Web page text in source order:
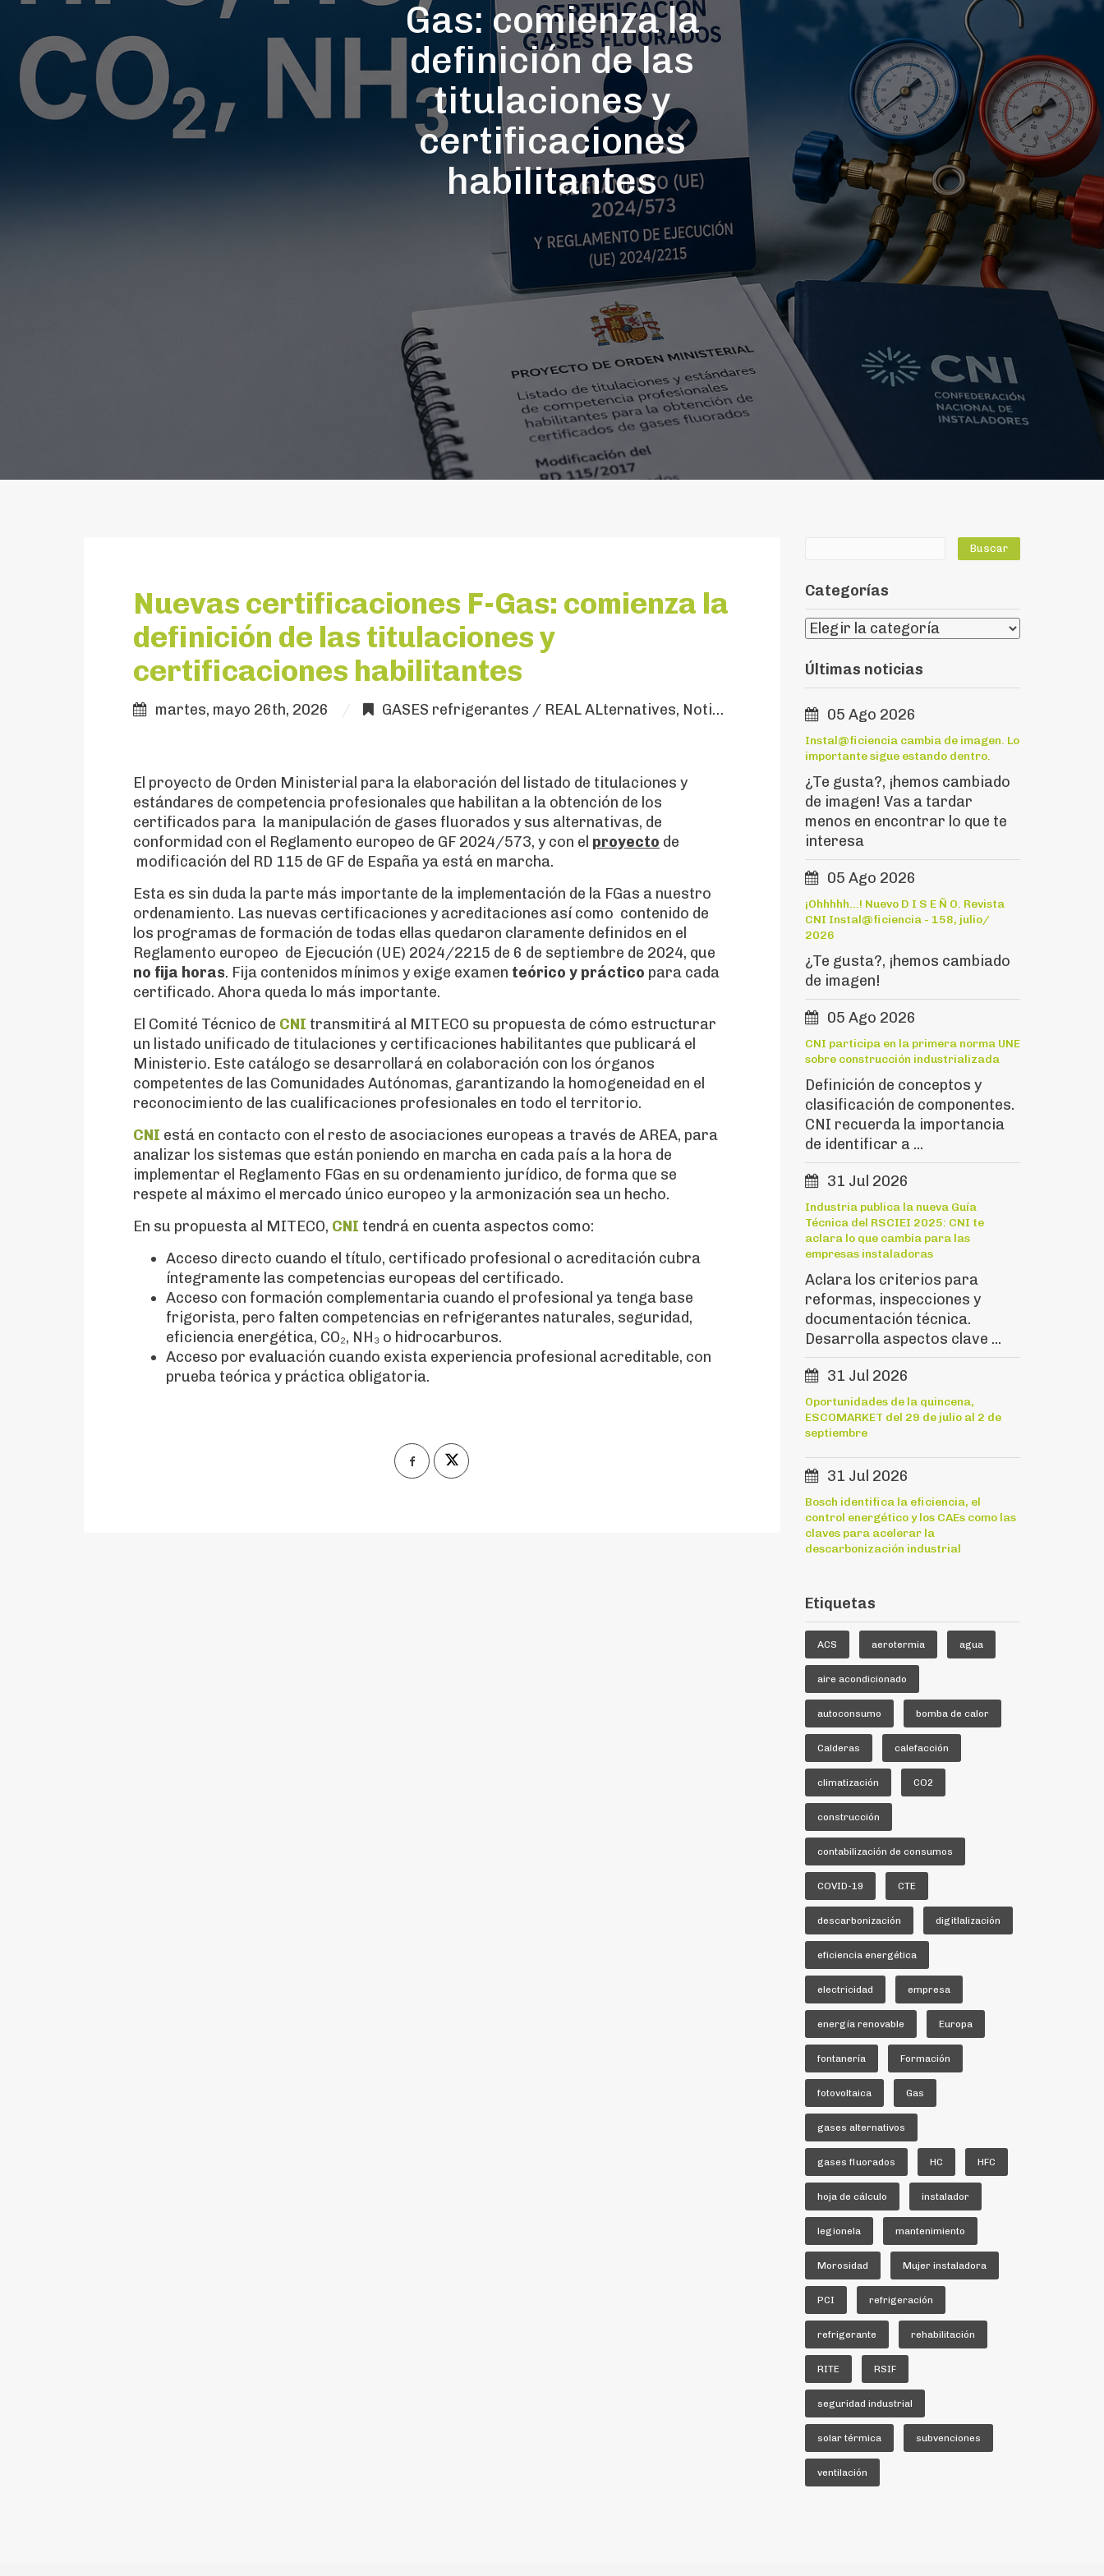
Gas: comienza la
definición de las
titulaciones y
certificaciones
habilitantes
Nuevas certificaciones F-Gas: comienza la
definición de las titulaciones y
certificaciones habilitantes
martes, mayo 26th, 2026 GASES refrigerantes / REAL ALternatives, Noticias CNI
El proyecto de Orden Ministerial para la elaboración del listado de titulaciones y
estándares de competencia profesionales que habilitan a la obtención de los
certificados para la manipulación de gases fluorados y sus alternativas, de
conformidad con el Reglamento europeo de GF 2024/573, y con el proyecto de
modificación del RD 115 de GF de España ya está en marcha.
Esta es sin duda la parte más importante de la implementación de la FGas a nuestro
ordenamiento. Las nuevas certificaciones y acreditaciones así como contenido de
los programas de formación de todas ellas quedaron claramente definidos en el
Reglamento europeo de Ejecución (UE) 2024/2215 de 6 de septiembre de 2024, que
no fija horas. Fija contenidos mínimos y exige examen teórico y práctico para cada
certificado. Ahora queda lo más importante.
El Comité Técnico de CNI transmitirá al MITECO su propuesta de cómo estructurar
un listado unificado de titulaciones y certificaciones habilitantes que publicará el
Ministerio. Este catálogo se desarrollará en colaboración con los órganos
competentes de las Comunidades Autónomas, garantizando la homogeneidad en el
reconocimiento de las cualificaciones profesionales en todo el territorio.
CNI está en contacto con el resto de asociaciones europeas a través de AREA, para
analizar los sistemas que están poniendo en marcha en cada país a la hora de
implementar el Reglamento FGas en su ordenamiento jurídico, de forma que se
respete al máximo el mercado único europeo y la armonización sea un hecho.
En su propuesta al MITECO, CNI tendrá en cuenta aspectos como:
Acceso directo cuando el título, certificado profesional o acreditación cubra
íntegramente las competencias europeas del certificado.
Acceso con formación complementaria cuando el profesional ya tenga base
frigorista, pero falten competencias en refrigerantes naturales, seguridad,
eficiencia energética, CO₂, NH₃ o hidrocarburos.
Acceso por evaluación cuando exista experiencia profesional acreditable, con
prueba teórica y práctica obligatoria.
Categorías
Últimas noticias
05 Ago 2026
Instal@ficiencia cambia de imagen. Lo
importante sigue estando dentro.
¿Te gusta?, ¡hemos cambiado
de imagen! Vas a tardar
menos en encontrar lo que te
interesa
05 Ago 2026
¡Ohhhhh...! Nuevo D I S E Ñ O. Revista
CNI Instal@ficiencia - 158, julio/
2026
¿Te gusta?, ¡hemos cambiado
de imagen!
05 Ago 2026
CNI participa en la primera norma UNE
sobre construcción industrializada
Definición de conceptos y
clasificación de componentes.
CNI recuerda la importancia
de identificar a ...
31 Jul 2026
Industria publica la nueva Guía
Técnica del RSCIEI 2025: CNI te
aclara lo que cambia para las
empresas instaladoras
Aclara los criterios para
reformas, inspecciones y
documentación técnica.
Desarrolla aspectos clave ...
31 Jul 2026
Oportunidades de la quincena,
ESCOMARKET del 29 de julio al 2 de
septiembre
31 Jul 2026
Bosch identifica la eficiencia, el
control energético y los CAEs como las
claves para acelerar la
descarbonización industrial
Etiquetas
ACS aerotermia agua
aire acondicionado
autoconsumo bomba de calor
Calderas calefacción
climatización CO2
construcción
contabilización de consumos
COVID-19 CTE
descarbonización digitlalización
eficiencia energética
electricidad empresa
energía renovable Europa
fontanería Formación
fotovoltaica Gas
gases alternativos
gases fluorados HC HFC
hoja de cálculo instalador
legionela mantenimiento
Morosidad Mujer instaladora
PCI refrigeración
refrigerante rehabilitación
RITE RSIF
seguridad industrial
solar térmica subvenciones
ventilación